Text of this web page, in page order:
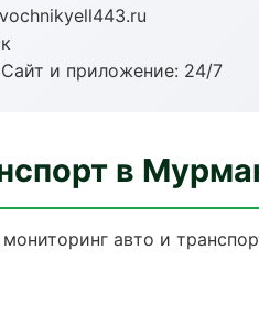
Сайт и приложение: 24/7
в
авто и